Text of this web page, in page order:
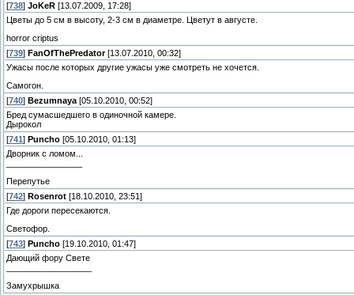
[738] JoKeR [13.07.2009, 17:28]
Цветы до 5 см в высоту, 2-3 см в диаметре. Цветут в августе.
horror criptus
[739] FanOfThePredator[13.07.2010, 00:32]
Ужасы после которых другие ужасы уже смотреть не хочется.
Самогон.
[740] Bezumnaya [05.10.2010, 00:52]
Бред сумасшедшего в одиночной камере.
Дырокол
[741 ] Puncho [05.10.2010, 01:13]
Дворник с ломом...
Перепутье
[742] Rosenrot [18.10.2010, 23:51]
Где дороги пересекаются.
Светофор.
[743] Puncho [19.10.2010, 01:47]
Дающий фору Свете
Замухрышка